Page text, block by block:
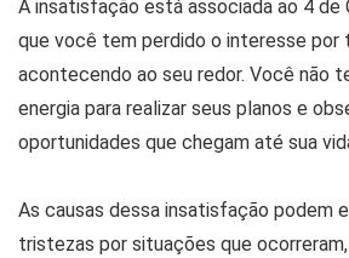
A insatisfação está associada ao 4 de
que você tem perdido o interesse por
acontecendo ao seu redor. Você não
energia para realizar seus planos e
oportunidades que chegam até sua
As causas dessa insatisfação podem
tristezas por situações que ocorreram,